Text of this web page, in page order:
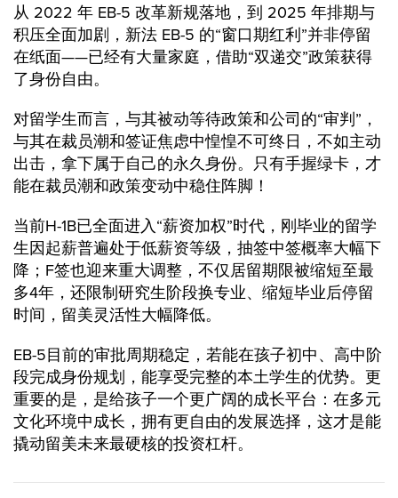
从 2022 年 EB-5 改革新规落地，到 2025 年排期与
积压全面加剧，新法 EB-5 的“窗口期红利”并非停留
在纸面——已经有大量家庭，借助“双递交”政策获得
了身份自由。
对留学生而言，与其被动等待政策和公司的“审判”，
与其在裁员潮和签证焦虑中惶惶不可终日，不如主动
出击，拿下属于自己的永久身份。只有手握绿卡，才
能在裁员潮和政策变动中稳住阵脚！
当前H-1B已全面进入“薪资加权”时代，刚毕业的留学
生因起薪普遍处于低薪资等级，抽签中签概率大幅下
降；F签也迎来重大调整，不仅居留期限被缩短至最
多4年，还限制研究生阶段换专业、缩短毕业后停留
时间，留美灵活性大幅降低。
EB-5目前的审批周期稳定，若能在孩子初中、高中阶
段完成身份规划，能享受完整的本土学生的优势。更
重要的是，是给孩子一个更广阔的成长平台：在多元
文化环境中成长，拥有更自由的发展选择，这才是能
撬动留美未来最硬核的投资杠杆。